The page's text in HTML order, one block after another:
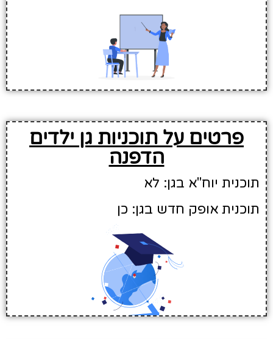
פרטים על תוכניות גן ילדים
הדפנה
תוכנית יוח"א בגן: לא
תוכנית אופק חדש בגן: כן